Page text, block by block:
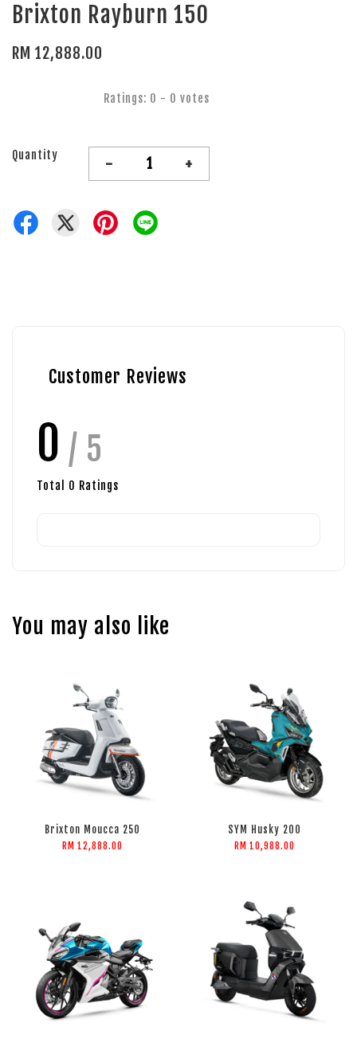
Brixton Rayburn 150
RM 12,888.00
Ratings: 0 - 0 votes
Quantity - +
Customer Reviews
0 / 5
Total 0 Ratings
You may also like
Brixton Moucca 250
RM 12,888.00
SYM Husky 200
RM 10,988.00